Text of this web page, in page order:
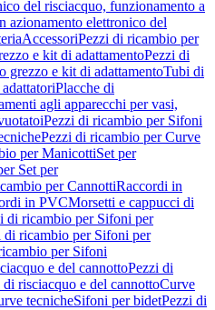
del risciacquo, funzionamento a
azionamento elettronico del
AccessoriPezzi di ricambio per
e kit di adattamentoPezzi di
grezzo e kit di adattamentoTubi di
Placche di
agli apparecchi per vasi,
Pezzi di ricambio per Sifoni
Pezzi di ricambio per Curve
per ManicottiSet per
Set per
per CannottiRaccordi in
in PVCMorsetti e cappucci di
di ricambio per Sifoni per
di ricambio per Sifoni per
per Sifoni
e del cannottoPezzi di
risciacquo e del cannottoCurve
tecnicheSifoni per bidetPezzi di